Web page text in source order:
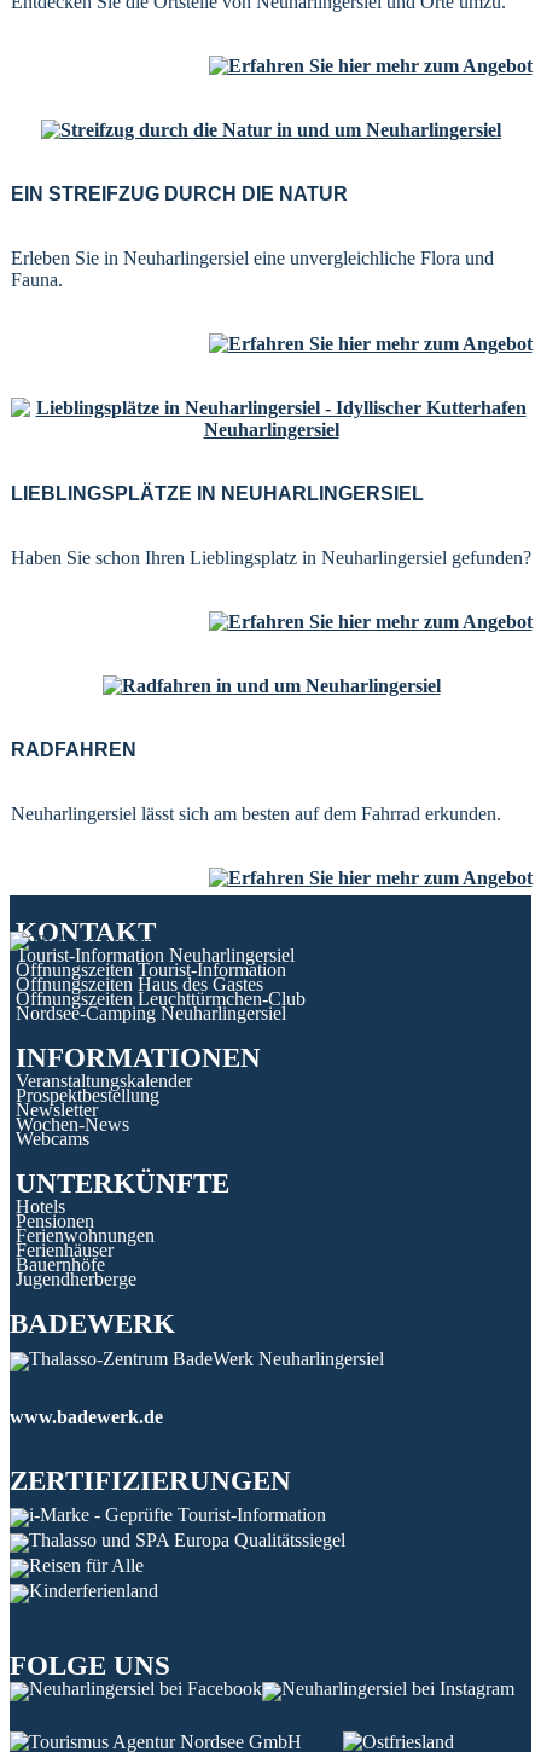
EIN STREIFZUG DURCH DIE NATUR
Erleben Sie in Neuharlingersiel eine unvergleichliche Flora und
Fauna.
LIEBLINGSPLÄTZE IN NEUHARLINGERSIEL
Haben Sie schon Ihren Lieblingsplatz in Neuharlingersiel gefunden?
RADFAHREN
Neuharlingersiel lässt sich am besten auf dem Fahrrad erkunden.
KONTAKT
Tourist-Information Neuharlingersiel
Öffnungszeiten Tourist-Information
Öffnungszeiten Haus des Gastes
Öffnungszeiten Leuchttürmchen-Club
Nordsee-Camping Neuharlingersiel
INFORMATIONEN
Veranstaltungskalender
Prospektbestellung
Newsletter
Wochen-News
Webcams
UNTERKÜNFTE
Hotels
Pensionen
Ferienwohnungen
Ferienhäuser
Bauernhöfe
Jugendherberge
BADEWERK
www.badewerk.de
ZERTIFIZIERUNGEN
FOLGE UNS